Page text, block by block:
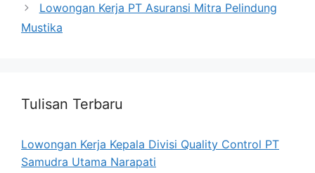
Lowongan Kerja PT Asuransi Mitra Pelindung
Mustika
Tulisan Terbaru
Lowongan Kerja Kepala Divisi Quality Control PT
Samudra Utama Narapati